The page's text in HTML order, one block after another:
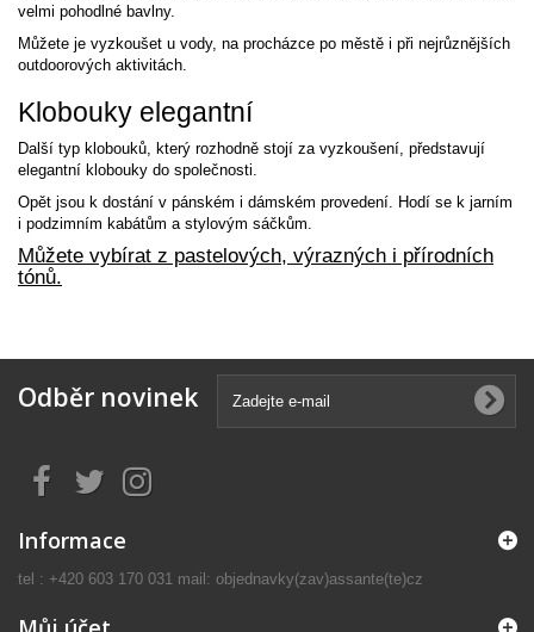
velmi pohodlné bavlny.
Můžete je vyzkoušet u vody, na procházce po městě i při nejrůznějších
outdoorových aktivitách.
Klobouky elegantní
Další typ klobouků, který rozhodně stojí za vyzkoušení, představují
elegantní klobouky do společnosti.
Opět jsou k dostání v pánském i dámském provedení. Hodí se k jarním
i podzimním kabátům a stylovým sáčkům.
Můžete vybírat z pastelových, výrazných i přírodních
tónů.
Odběr novinek
Informace
tel : +420 603 170 031 mail: objednavky(zav)assante(te)cz